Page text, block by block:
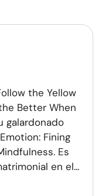
the Yellow
Better When
galardonado
Fining
Es
en el...